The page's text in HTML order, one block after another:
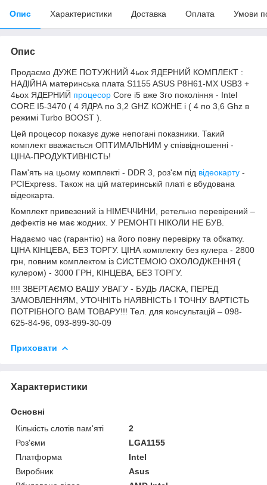
Опис Характеристики Доставка Оплата Умови
Опис
Продаємо ДУЖЕ ПОТУЖНИЙ 4ьох ЯДЕРНИЙ КОМПЛЕКТ :
НАДІЙНА материнська плата S1155 ASUS P8H61-MX USB3 +
4ьох ЯДЕРНИЙ процесор Сore i5 вже 3го покоління - Intel
CORE I5-3470 ( 4 ЯДРА по 3,2 GHZ КОЖНЕ і ( 4 по 3,6 Ghz в
режимі Turbo BOOST ).
Цей процесор показує дуже непогані показники. Такий
комплект вважається ОПТИМАЛЬНИМ у співвідношенні -
ЦІНА-ПРОДУКТИВНІСТЬ!
Пам'ять на цьому комплекті - DDR 3, роз'єм під відеокарту -
PCIExpress. Також на цій материнській платі є вбудована
відеокарта.
Комплект привезений із НІМЕЧЧИНИ, ретельно перевірений –
дефектів не має жодних. У РЕМОНТІ НІКОЛИ НЕ БУВ.
Надаємо час (гарантію) на його повну перевірку та обкатку.
ЦІНА КІНЦЕВА, БЕЗ ТОРГУ. ЦІНА комплекту без кулера - 2800
грн, повним комплектом із СИСТЕМОЮ ОХОЛОДЖЕННЯ (
кулером) - 3000 ГРН, КІНЦЕВА, БЕЗ ТОРГУ.
!!!! ЗВЕРТАЄМО ВАШУ УВАГУ - БУДЬ ЛАСКА, ПЕРЕД
ЗАМОВЛЕННЯМ, УТОЧНІТЬ НАЯВНІСТЬ І ТОЧНУ ВАРТІСТЬ
ПОТРІБНОГО ВАМ ТОВАРУ!!! Тел. для консультацій – 098-
625-84-96, 093-899-30-09
Приховати
Характеристики
Основні
Кількість слотів пам'яті
2
Роз'єми
LGA1155
Платформа
Intel
Виробник
Asus